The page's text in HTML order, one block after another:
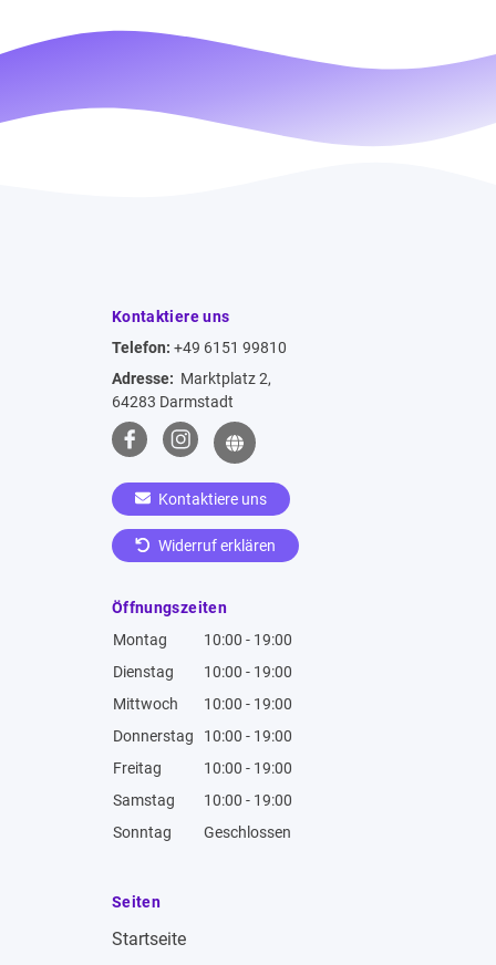
Kontaktiere uns
Telefon: +49 6151 99810
Adresse: Marktplatz 2,
64283 Darmstadt
Kontaktiere uns
Widerruf erklären
Öffnungszeiten
Montag
10:00 - 19:00
Dienstag
10:00 - 19:00
Mittwoch
10:00 - 19:00
Donnerstag
10:00 - 19:00
Freitag
10:00 - 19:00
Samstag
10:00 - 19:00
Sonntag
Geschlossen
Seiten
Startseite